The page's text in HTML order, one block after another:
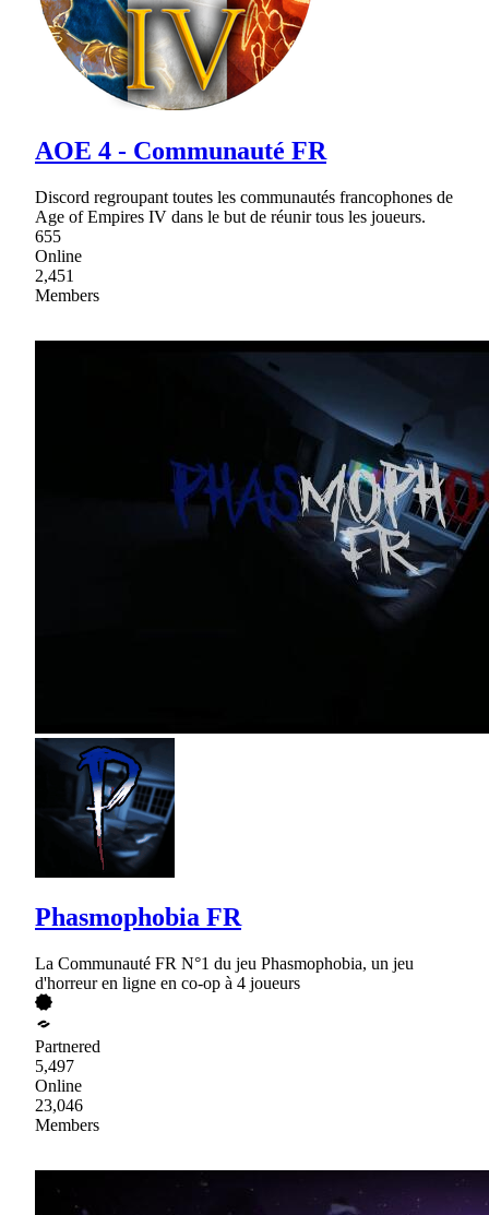
AOE 4 - Communauté FR
Discord regroupant toutes les communautés francophones de
Age of Empires IV dans le but de réunir tous les joueurs.
655
Online
2,451
Members
Phasmophobia FR
La Communauté FR N°1 du jeu Phasmophobia, un jeu
d'horreur en ligne en co-op à 4 joueurs
Partnered
5,497
Online
23,046
Members